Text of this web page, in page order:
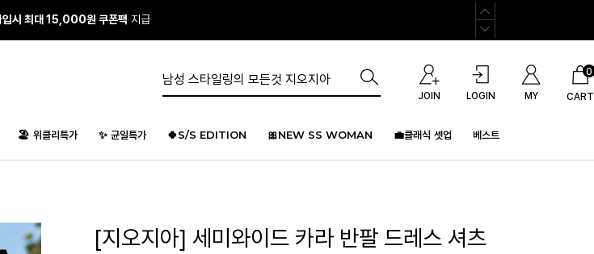
앱다운 3,000원쿠폰 증정
JOIN LOGIN MY CART
0
🏖️ 위클리특가 ✨ 균일특가 🍀S/S EDITION 🎀NEW SS WOMAN 💼클래식 셋업 베스트
[지오지아] 세미와이드 카라 반팔 드레스 셔츠